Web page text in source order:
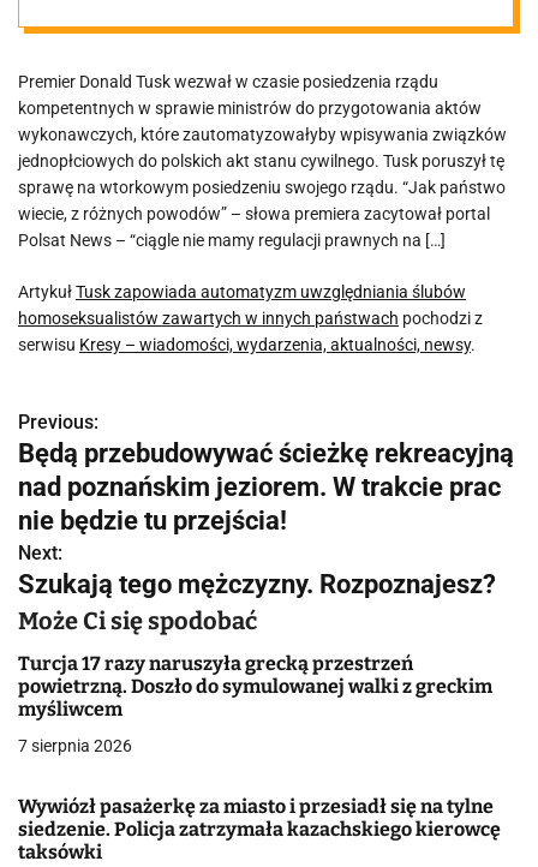
homoseksualist
ów zawartych w
innych
państwach
Premier Donald Tusk wezwał w czasie posiedzenia rządu
kompetentnych w sprawie ministrów do przygotowania aktów
wykonawczych, które zautomatyzowałyby wpisywania związków
jednopłciowych do polskich akt stanu cywilnego. Tusk poruszył tę
sprawę na wtorkowym posiedzeniu swojego rządu. “Jak państwo
wiecie, z różnych powodów” – słowa premiera zacytował portal
Polsat News – “ciągle nie mamy regulacji prawnych na […]
ArtykułTusk zapowiada automatyzm uwzględniania ślubów
homoseksualistów zawartych w innych państwach pochodzi z
serwisu Kresy – wiadomości, wydarzenia, aktualności, newsy.
N
a
w
i
g
a
c
j
a
w
Previous:
Będą przebudowywać ścieżkę rekreacyjną
nad poznańskim jeziorem. W trakcie prac
nie będzie tu przejścia!
Next:
Szukają tego mężczyzny. Rozpoznajesz?
Może Ci się spodobać
Turcja 17 razy naruszyła grecką przestrzeń
powietrzną. Doszło do symulowanej walki z greckim
myśliwcem
7 sierpnia 2026
Wywiózł pasażerkę za miasto i przesiadł się na tylne
siedzenie. Policja zatrzymała kazachskiego kierowcę
taksówki